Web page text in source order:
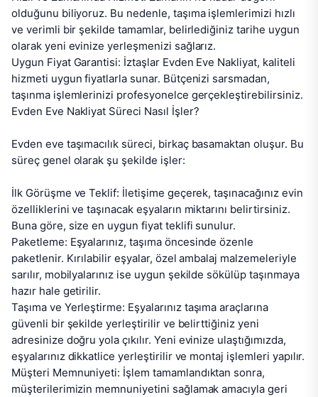
olduğunu biliyoruz. Bu nedenle, taşıma işlemlerimizi hızlı
ve verimli bir şekilde tamamlar, belirlediğiniz tarihe uygun
olarak yeni evinize yerleşmenizi sağlarız.
Uygun Fiyat Garantisi: İztaşlar Evden Eve Nakliyat, kaliteli
hizmeti uygun fiyatlarla sunar. Bütçenizi sarsmadan,
taşınma işlemlerinizi profesyonelce gerçekleştirebilirsiniz.
Evden Eve Nakliyat Süreci Nasıl İşler?
Evden eve taşımacılık süreci, birkaç basamaktan oluşur. Bu
süreç genel olarak şu şekilde işler:
İlk Görüşme ve Teklif: İletişime geçerek, taşınacağınız evin
özelliklerini ve taşınacak eşyaların miktarını belirtirsiniz.
Buna göre, size en uygun fiyat teklifi sunulur.
Paketleme: Eşyalarınız, taşıma öncesinde özenle
paketlenir. Kırılabilir eşyalar, özel ambalaj malzemeleriyle
sarılır, mobilyalarınız ise uygun şekilde sökülüp taşınmaya
hazır hale getirilir.
Taşıma ve Yerleştirme: Eşyalarınız taşıma araçlarına
güvenli bir şekilde yerleştirilir ve belirttiğiniz yeni
adresinize doğru yola çıkılır. Yeni evinize ulaştığımızda,
eşyalarınız dikkatlice yerleştirilir ve montaj işlemleri yapılır.
Müşteri Memnuniyeti: İşlem tamamlandıktan sonra,
müşterilerimizin memnuniyetini sağlamak amacıyla geri